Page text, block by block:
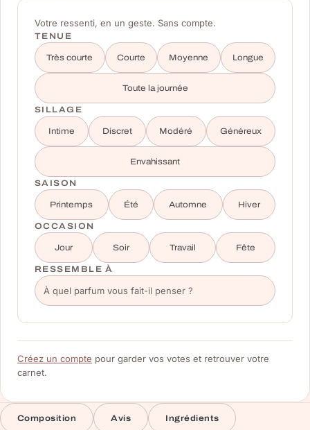
Votre ressenti, en un geste. Sans compte.
TENUE
Très courte Courte Moyenne Longue
Toute la journée
SILLAGE
Intime Discret Modéré Généreux
Envahissant
SAISON
Printemps Été Automne Hiver
OCCASION
Jour Soir Travail Fête
RESSEMBLE À
Créez un compte pour garder vos votes et retrouver votre
carnet.
Composition Avis Ingrédients